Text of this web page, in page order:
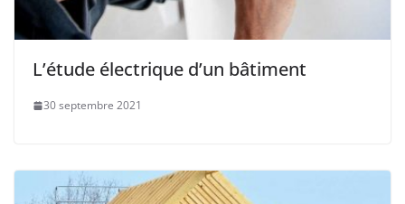
L’étude électrique d’un bâtiment
30 septembre 2021